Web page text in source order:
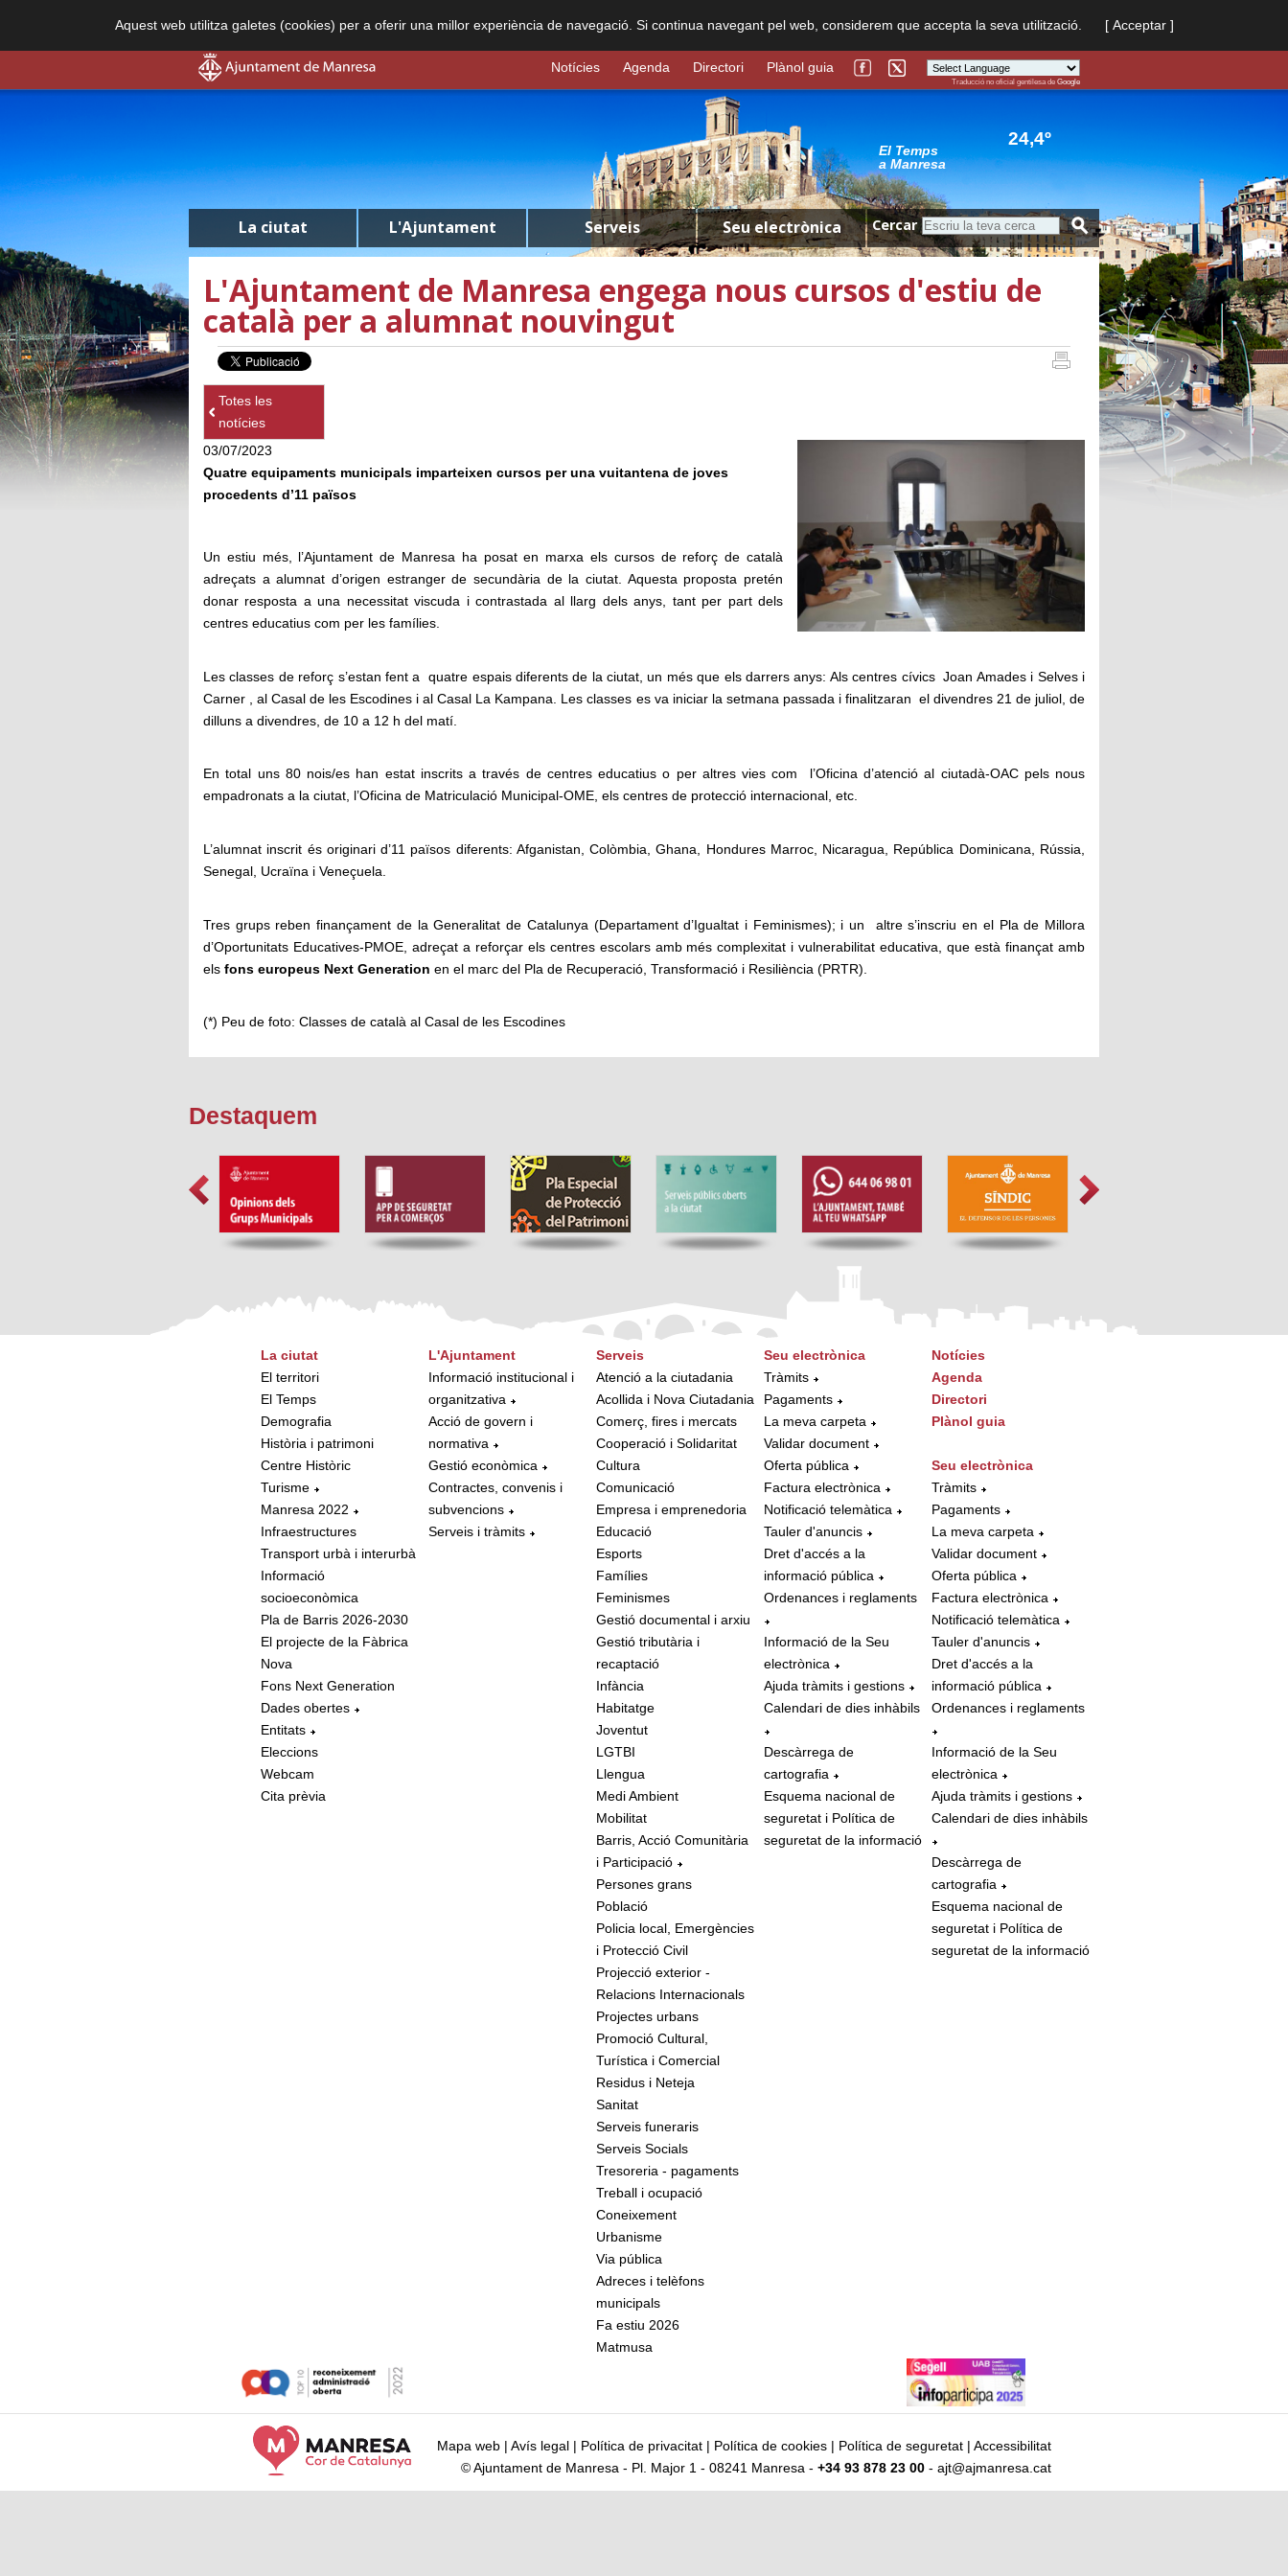
Aquest web utilitza galetes (cookies) per a oferir una millor experiència de navegació. Si continua navegant pel web, considerem que accepta la seva utilització. [ Acceptar ]
Powered by
Traducció no oficial gentilesa de Google
Notícies Agenda Directori Plànol guia
El Temps
a Manresa
24,4º
La ciutat L'Ajuntament Serveis Seu electrònica Cercar
L'Ajuntament de Manresa engega nous cursos d'estiu de
català per a alumnat nouvingut
Totes les
notícies
03/07/2023
Quatre equipaments municipals imparteixen cursos per una vuitantena de joves
procedents d’11 països
Un estiu més, l’Ajuntament de Manresa ha posat en marxa els cursos de reforç de català
adreçats a alumnat d’origen estranger de secundària de la ciutat. Aquesta proposta pretén
donar resposta a una necessitat viscuda i contrastada al llarg dels anys, tant per part dels
centres educatius com per les famílies.
Les classes de reforç s’estan fent a quatre espais diferents de la ciutat, un més que els darrers anys: Als centres cívics Joan Amades i Selves i
Carner , al Casal de les Escodines i al Casal La Kampana. Les classes es va iniciar la setmana passada i finalitzaran el divendres 21 de juliol, de
dilluns a divendres, de 10 a 12 h del matí.
En total uns 80 nois/es han estat inscrits a través de centres educatius o per altres vies com l’Oficina d’atenció al ciutadà-OAC pels nous
empadronats a la ciutat, l’Oficina de Matriculació Municipal-OME, els centres de protecció internacional, etc.
L’alumnat inscrit és originari d’11 països diferents: Afganistan, Colòmbia, Ghana, Hondures Marroc, Nicaragua, República Dominicana, Rússia,
Senegal, Ucraïna i Veneçuela.
Tres grups reben finançament de la Generalitat de Catalunya (Departament d’Igualtat i Feminismes); i un altre s’inscriu en el Pla de Millora
d’Oportunitats Educatives-PMOE, adreçat a reforçar els centres escolars amb més complexitat i vulnerabilitat educativa, que està finançat amb
els fons europeus Next Generation en el marc del Pla de Recuperació, Transformació i Resiliència (PRTR).
(*) Peu de foto: Classes de català al Casal de les Escodines
Destaquem
La ciutat
El territori
El Temps
Demografia
Història i patrimoni
Centre Històric
Turisme
Manresa 2022
Infraestructures
Transport urbà i interurbà
Informació
socioeconòmica
Pla de Barris 2026-2030
El projecte de la Fàbrica
Nova
Fons Next Generation
Dades obertes
Entitats
Eleccions
Webcam
Cita prèvia
L'Ajuntament
Informació institucional i
organitzativa
Acció de govern i
normativa
Gestió econòmica
Contractes, convenis i
subvencions
Serveis i tràmits
Serveis
Atenció a la ciutadania
Acollida i Nova Ciutadania
Comerç, fires i mercats
Cooperació i Solidaritat
Cultura
Comunicació
Empresa i emprenedoria
Educació
Esports
Famílies
Feminismes
Gestió documental i arxiu
Gestió tributària i
recaptació
Infància
Habitatge
Joventut
LGTBI
Llengua
Medi Ambient
Mobilitat
Barris, Acció Comunitària
i Participació
Persones grans
Població
Policia local, Emergències
i Protecció Civil
Projecció exterior -
Relacions Internacionals
Projectes urbans
Promoció Cultural,
Turística i Comercial
Residus i Neteja
Sanitat
Serveis funeraris
Serveis Socials
Tresoreria - pagaments
Treball i ocupació
Coneixement
Urbanisme
Via pública
Adreces i telèfons
municipals
Fa estiu 2026
Matmusa
Seu electrònica
Tràmits
Pagaments
La meva carpeta
Validar document
Oferta pública
Factura electrònica
Notificació telemàtica
Tauler d'anuncis
Dret d'accés a la
informació pública
Ordenances i reglaments
Informació de la Seu
electrònica
Ajuda tràmits i gestions
Calendari de dies inhàbils
Descàrrega de
cartografia
Esquema nacional de
seguretat i Política de
seguretat de la informació
Notícies
Agenda
Directori
Plànol guia
Seu electrònica
Tràmits
Pagaments
La meva carpeta
Validar document
Oferta pública
Factura electrònica
Notificació telemàtica
Tauler d'anuncis
Dret d'accés a la
informació pública
Ordenances i reglaments
Informació de la Seu
electrònica
Ajuda tràmits i gestions
Calendari de dies inhàbils
Descàrrega de
cartografia
Esquema nacional de
seguretat i Política de
seguretat de la informació
Mapa web | Avís legal | Política de privacitat | Política de cookies | Política de seguretat | Accessibilitat
© Ajuntament de Manresa - Pl. Major 1 - 08241 Manresa - +34 93 878 23 00 - ajt@ajmanresa.cat